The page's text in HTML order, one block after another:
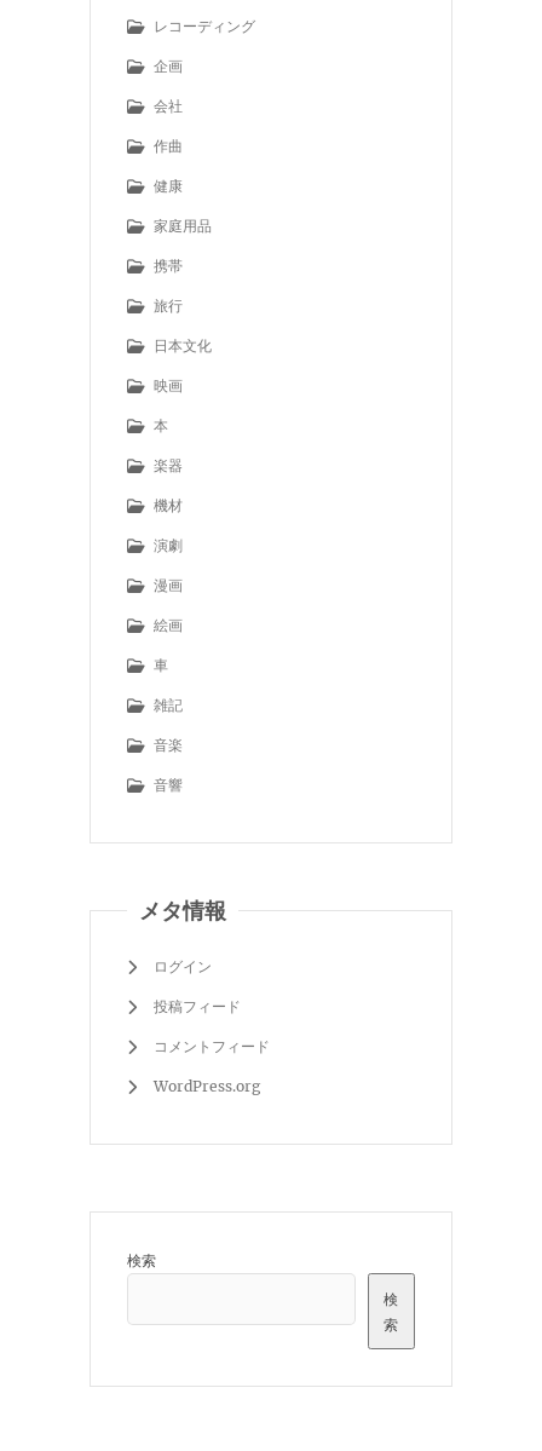
レコーディング
企画
会社
作曲
健康
家庭用品
携帯
旅行
日本文化
映画
本
楽器
機材
演劇
漫画
絵画
車
雑記
音楽
音響
メタ情報
ログイン
投稿フィード
コメントフィード
WordPress.org
検索
検
索